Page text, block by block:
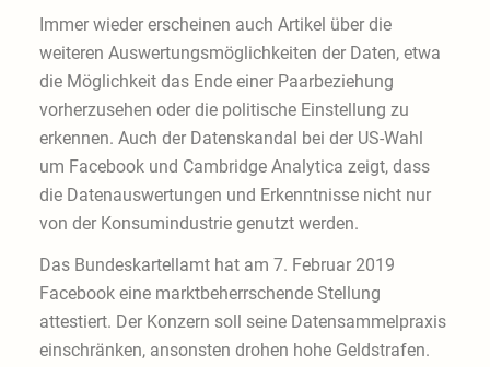
Immer wieder erscheinen auch Artikel über die
weiteren Auswertungsmöglichkeiten der Daten, etwa
die Möglichkeit das Ende einer Paarbeziehung
vorherzusehen oder die politische Einstellung zu
erkennen. Auch der Datenskandal bei der US-Wahl
um Facebook und Cambridge Analytica zeigt, dass
die Datenauswertungen und Erkenntnisse nicht nur
von der Konsumindustrie genutzt werden.
Das Bundeskartellamt hat am 7. Februar 2019
Facebook eine marktbeherrschende Stellung
attestiert. Der Konzern soll seine Datensammelpraxis
einschränken, ansonsten drohen hohe Geldstrafen.